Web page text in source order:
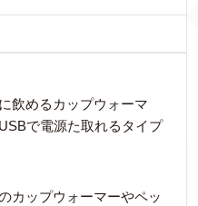
飲めるカップウォーマ
で電源た取れるタイプ
カップウォーマーやペッ